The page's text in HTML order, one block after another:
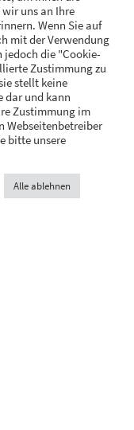
uns an Ihre
Wenn Sie auf
mit der Verwendung
jedoch die "Cookie-
Zustimmung zu
stellt keine
dar und kann
Zustimmung im
Webseitenbetreiber
bitte unsere
Alle ablehnen